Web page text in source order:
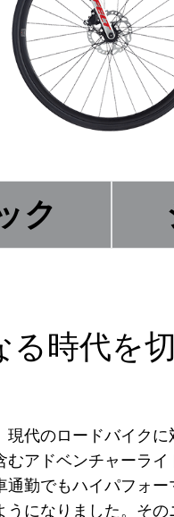
ク
時代を
代のロードバイクに
アドベンチャーライ
勤でもハイパフォー
うになりました。その